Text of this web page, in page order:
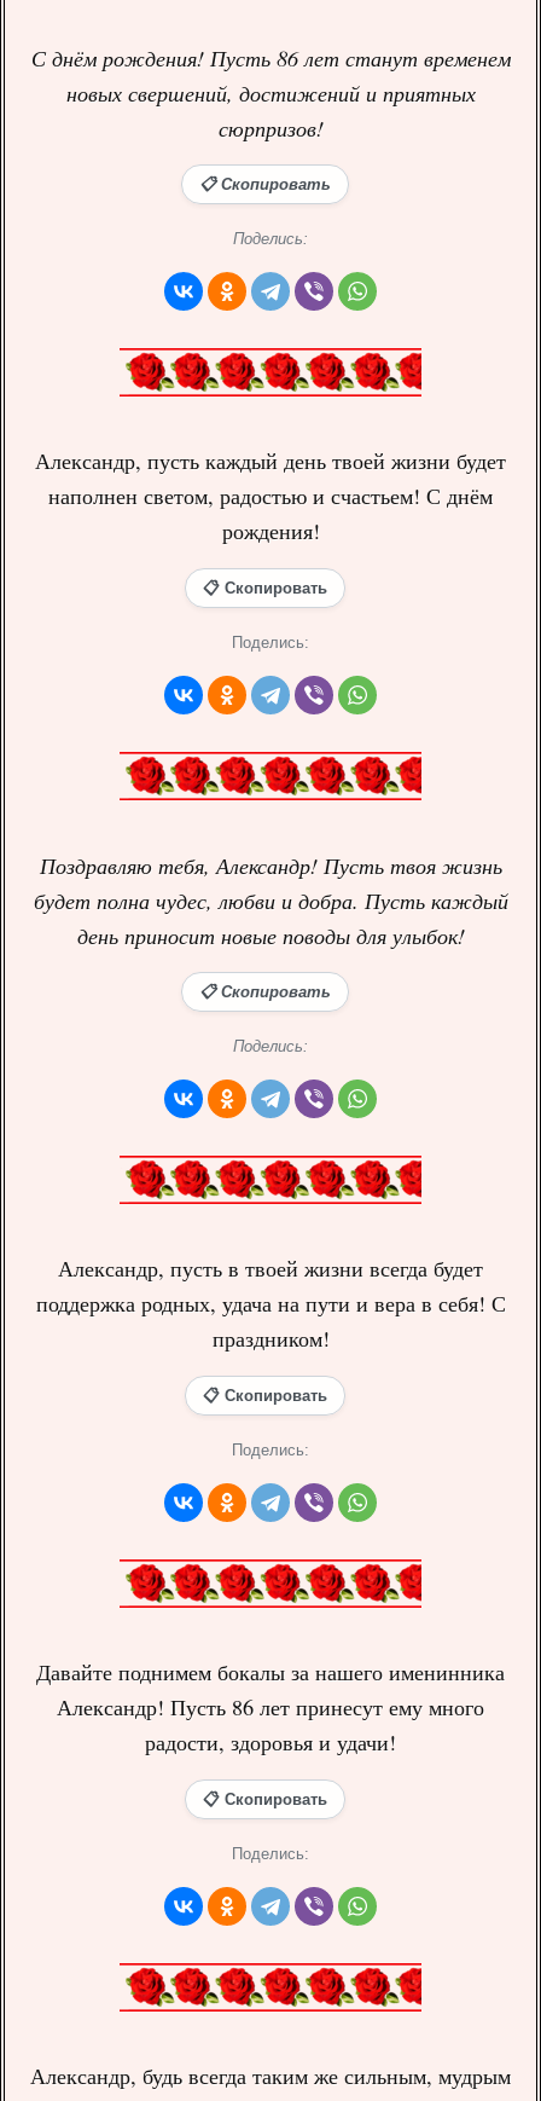
С днём рождения! Пусть 86 лет станут временем
новых свершений, достижений и приятных
сюрпризов!
📋 Скопировать
Поделись:
Александр, пусть каждый день твоей жизни будет
наполнен светом, радостью и счастьем! С днём
рождения!
📋 Скопировать
Поделись:
Поздравляю тебя, Александр! Пусть твоя жизнь
будет полна чудес, любви и добра. Пусть каждый
день приносит новые поводы для улыбок!
📋 Скопировать
Поделись:
Александр, пусть в твоей жизни всегда будет
поддержка родных, удача на пути и вера в себя! С
праздником!
📋 Скопировать
Поделись:
Давайте поднимем бокалы за нашего именинника
Александр! Пусть 86 лет принесут ему много
радости, здоровья и удачи!
📋 Скопировать
Поделись:
Александр, будь всегда таким же сильным, мудрым